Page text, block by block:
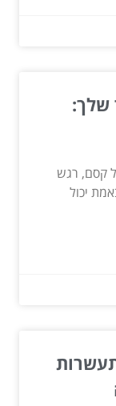
שלך:
קסם, רגש
יכול